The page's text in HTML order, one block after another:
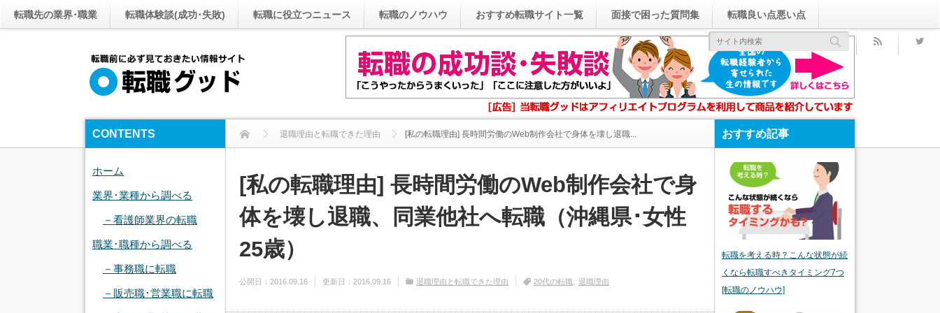
転職先の業界･職業 転職体験談(成功･失敗) 転職に役立つニュース 転職のノウハウ おすすめ転職サイト一覧 面接で困った質問集 転職良い点悪い点
rss
退職理由と転職できた理由 [私の転職理由] 長時間労働のWeb制作会社で身体を壊し退職...
[私の転職理由] 長時間労働のWeb制作会社で身
体を壊し退職、同業他社へ転職（沖縄県･女性
25歳）
公開日： 2016.09.16 更新日： 2016.09.16 退職理由と転職できた理由 20代の転職 退職理由
CONTENTS
ホーム
業界･業種から調べる
－看護師業界の転職
職業･職種から調べる
－事務職に転職
－販売職･営業職に転職
おすすめ記事
転職を考える時？こんな状態が続
くなら転職すべきタイミング7つ
[転職のノウハウ]